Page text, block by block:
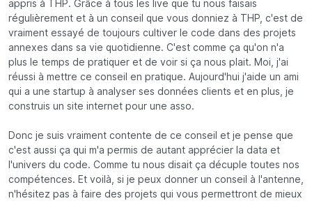
appris à THP. Grâce à tous les live que tu nous faisais
régulièrement et à un conseil que vous donniez à THP, c'est de
vraiment essayé de toujours cultiver le code dans des projets
annexes dans sa vie quotidienne. C'est comme ça qu'on n'a
plus le temps de pratiquer et de voir si ça nous plait. Moi, j'ai
réussi à mettre ce conseil en pratique. Aujourd'hui j'aide un ami
qui a une startup à analyser ses données clients et en plus, je
construis un site internet pour une asso.
Donc je suis vraiment contente de ce conseil et je pense que
c'est aussi ça qui m'a permis de autant apprécier la data et
l'univers du code. Comme tu nous disait ça décuple toutes nos
compétences. Et voilà, si je peux donner un conseil à l'antenne,
n'hésitez pas à faire des projets qui vous permettront de mieux